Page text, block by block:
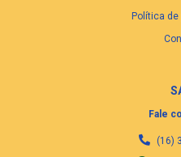
Política
Fale
(16)